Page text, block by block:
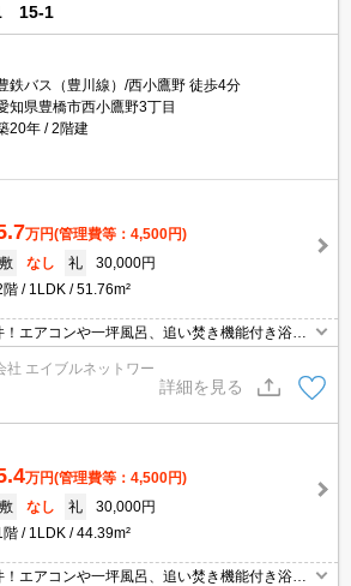
15-1
鉄バス（豊川線）/西小鷹野 徒歩4分
知県豊橋市西小鷹野3丁目
20年
2階建
万円(管理費等：4,500円)
敷
なし 礼
30,000円
階
1LDK 51.76m²
エアコンや一坪風呂、追い焚き機能付き浴槽
ターネットが無料で使える物件です★お気軽
♪社 エイブルネットワー
詳細を見る
万円(管理費等：4,500円)
敷
なし 礼
30,000円
階
1LDK 44.39m²
エアコンや一坪風呂、追い焚き機能付き浴槽